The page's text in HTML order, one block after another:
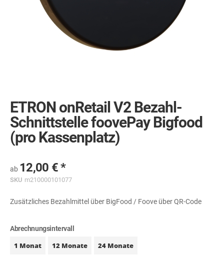
beginning
of
the
images
gallery
ETRON onRetail V2 Bezahl-
Schnittstelle foovePay Bigfood
(pro Kassenplatz)
ab 12,00 €
SKU m210000101077
Zusätzliches Bezahlmittel über BigFood / Foove über QR-Code
Abrechnungsintervall
1 Monat 12 Monate 24 Monate